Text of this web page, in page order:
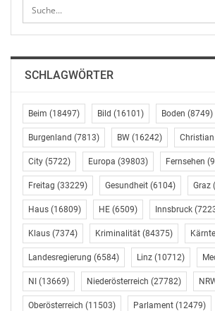
SCHLAGWÖRTER
Beim (18497) Bild (16101) Boden (8749)
Burgenland (7813) BW (16242) Christian
City (5722) Europa (39803) Fernsehen
Freitag (33229) Gesundheit (6104) Graz
Haus (16809) HE (6509) Innsbruck
Klaus (7374) Kriminalität (84375)
Landesregierung (6584) Linz (10712)
NI (13669) Niederösterreich (27782)
Oberösterreich (11503) Parlament (12479)